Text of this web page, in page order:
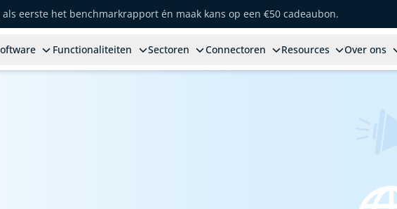
eerste het benchmarkrapport én maak kans op een €50 cadeaubon.
Functionaliteiten Sectoren Connectoren Resources Over ons